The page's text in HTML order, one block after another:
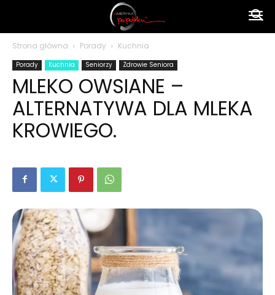
polsku
Strona główna Porady Kuchnia
Porady Kuchnia Seniorzy Zdrowie Seniora
MLEKO OWSIANE –
ALTERNATYWA DLA MLEKA
KROWIEGO.